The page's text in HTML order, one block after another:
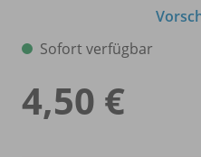
Sofort verfügbar
4,50 €